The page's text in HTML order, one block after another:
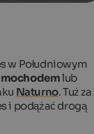
w Południowym
lub
Naturno. Tuż za
i podążać drogą